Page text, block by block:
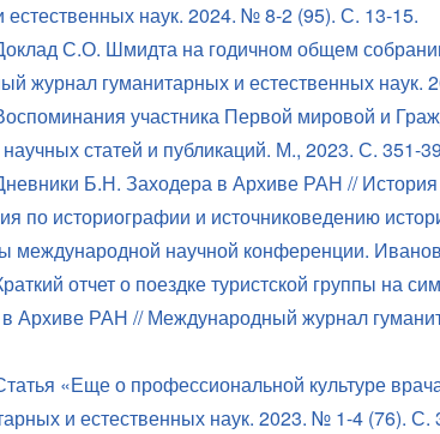
естественных наук. 2024. № 8-2 (95). С. 13-15.
С.О. Шмидта на годичном общем
журнал гуманитарных и естественных наук.
участника Первой мировой и
статей и публикаций. М., 2023. С. 351-
Б.Н. Заходера в Архиве РАН // История
по историографии и источниковедению
международной научной конференции.
отчет о поездке туристской группы
Архиве РАН // Международный журнал
«Еще о профессиональной культуре
и естественных наук. 2023. № 1-4 (76). С.